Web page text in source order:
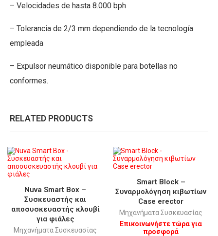
– Velocidades de hasta 8.000 bph
– Tolerancia de 2/3 mm dependiendo de la tecnología
empleada
– Expulsor neumático disponible para botellas no
conformes.
RELATED PRODUCTS
Nuva Smart Box –
Συσκευαστής και
αποσυσκευαστής κλουβί
για φιάλες
Μηχανήματα Συσκευασίας
Smart Block –
Συναρμολόγηση κιβωτίων
Case erector
Μηχανήματα Συσκευασίας
Επικοινωνήστε τώρα για
προσφορά